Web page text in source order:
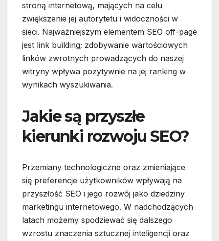
stroną internetową, mających na celu
zwiększenie jej autorytetu i widoczności w
sieci. Najważniejszym elementem SEO off-page
jest link building; zdobywanie wartościowych
linków zwrotnych prowadzących do naszej
witryny wpływa pozytywnie na jej ranking w
wynikach wyszukiwania.
Jakie są przyszłe
kierunki rozwoju SEO?
Przemiany technologiczne oraz zmieniające
się preferencje użytkowników wpływają na
przyszłość SEO i jego rozwój jako dziedziny
marketingu internetowego. W nadchodzących
latach możemy spodziewać się dalszego
wzrostu znaczenia sztucznej inteligencji oraz